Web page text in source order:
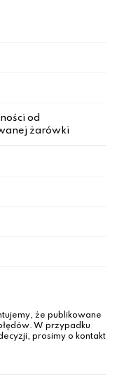
od
żarówki
że publikowane
W przypadku
prosimy o kontakt